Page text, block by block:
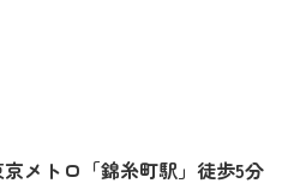
メトロ「錦糸町駅」徒歩5分